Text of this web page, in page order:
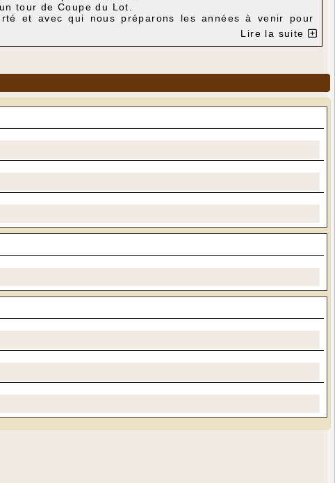
tour de Coupe du Lot.
et avec qui nous préparons les années à venir pour
très gros progrès depuis le début de la saison, grâce au
essayer de faire monter cette équipe en ligue. Pour la
elle sera en finale.
Lire la suite